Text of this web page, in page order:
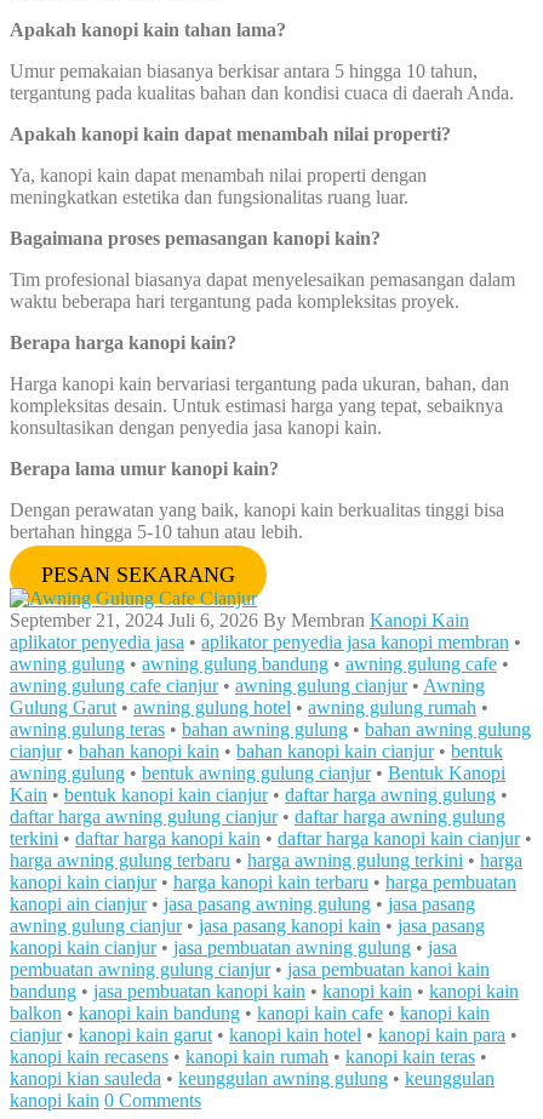
Apakah kanopi kain tahan lama?
Umur pemakaian biasanya berkisar antara 5 hingga 10 tahun,
tergantung pada kualitas bahan dan kondisi cuaca di daerah Anda.
Apakah kanopi kain dapat menambah nilai properti?
Ya, kanopi kain dapat menambah nilai properti dengan
meningkatkan estetika dan fungsionalitas ruang luar.
Bagaimana proses pemasangan kanopi kain?
Tim profesional biasanya dapat menyelesaikan pemasangan dalam
waktu beberapa hari tergantung pada kompleksitas proyek.
Berapa harga kanopi kain?
Harga kanopi kain bervariasi tergantung pada ukuran, bahan, dan
kompleksitas desain. Untuk estimasi harga yang tepat, sebaiknya
konsultasikan dengan penyedia jasa kanopi kain.
Berapa lama umur kanopi kain?
Dengan perawatan yang baik, kanopi kain berkualitas tinggi bisa
bertahan hingga 5-10 tahun atau lebih.
PESAN SEKARANG
September 21, 2024 Juli 6, 2026 By Membran Kanopi Kain
aplikator penyedia jasa • aplikator penyedia jasa kanopi membran •
awning gulung • awning gulung bandung • awning gulung cafe •
awning gulung cafe cianjur• awning gulung cianjur• Awning
Gulung Garut • awning gulung hotel • awning gulung rumah •
awning gulung teras • bahan awning gulung • bahan awning gulung
cianjur• bahan kanopi kain • bahan kanopi kain cianjur• bentuk
awning gulung • bentuk awning gulung cianjur• Bentuk Kanopi
Kain • bentuk kanopi kain cianjur• daftar harga awning gulung •
daftar harga awning gulung cianjur• daftar harga awning gulung
terkini • daftar harga kanopi kain • daftar harga kanopi kain cianjur•
harga awning gulung terbaru • harga awning gulung terkini • harga
kanopi kain cianjur• harga kanopi kain terbaru • harga pembuatan
kanopi ain cianjur• jasa pasang awning gulung • jasa pasang
awning gulung cianjur• jasa pasang kanopi kain • jasa pasang
kanopi kain cianjur• jasa pembuatan awning gulung • jasa
pembuatan awning gulung cianjur• jasa pembuatan kanoi kain
bandung • jasa pembuatan kanopi kain • kanopi kain • kanopi kain
balkon • kanopi kain bandung • kanopi kain cafe • kanopi kain
cianjur• kanopi kain garut • kanopi kain hotel • kanopi kain para •
kanopi kain recasens • kanopi kain rumah • kanopi kain teras •
kanopi kian sauleda • keunggulan awning gulung • keunggulan
kanopi kain 0 Comments